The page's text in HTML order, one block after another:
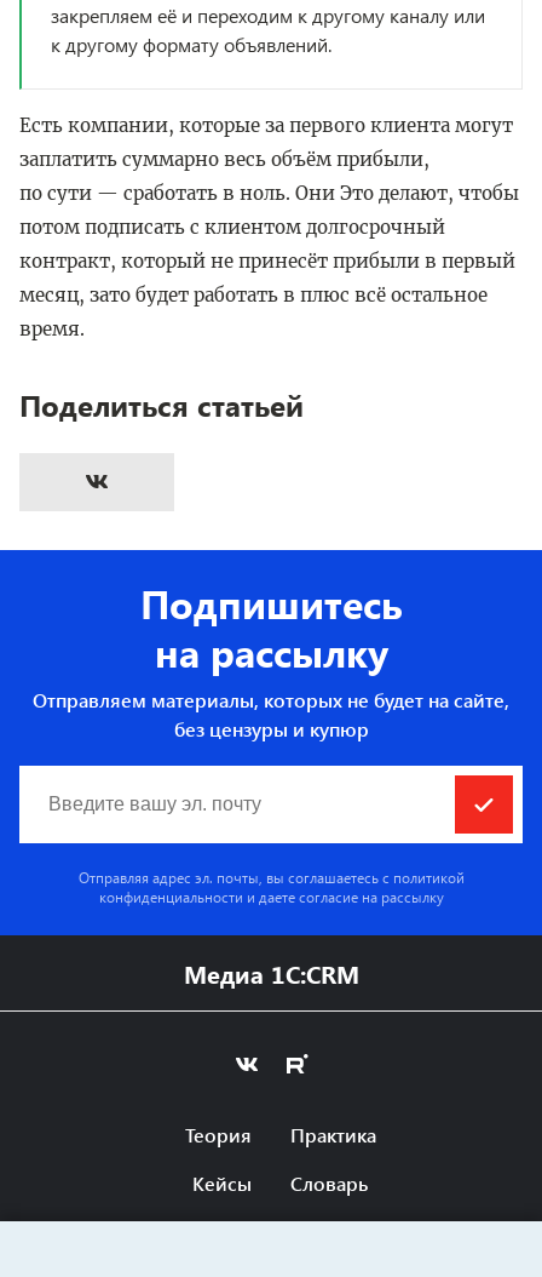
закрепляем её и переходим к другому каналу или
к другому формату объявлений.
Есть компании, которые за первого клиента могут
заплатить суммарно весь объём прибыли,
по сути — сработать в ноль. Они Это делают, чтобы
потом подписать с клиентом долгосрочный
контракт, который не принесёт прибыли в первый
месяц, зато будет работать в плюс всё остальное
время.
Поделиться статьей
Подпишитесь
на рассылку
Отправляем материалы, которых не будет на сайте,
без цензуры и купюр
Отправляя адрес эл. почты, вы соглашаетесь с политикой
конфиденциальности и даете согласие на рассылку
Медиа 1C:CRM
Теория
Практика
Кейсы
Словарь